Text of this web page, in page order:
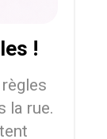
!
la rue.